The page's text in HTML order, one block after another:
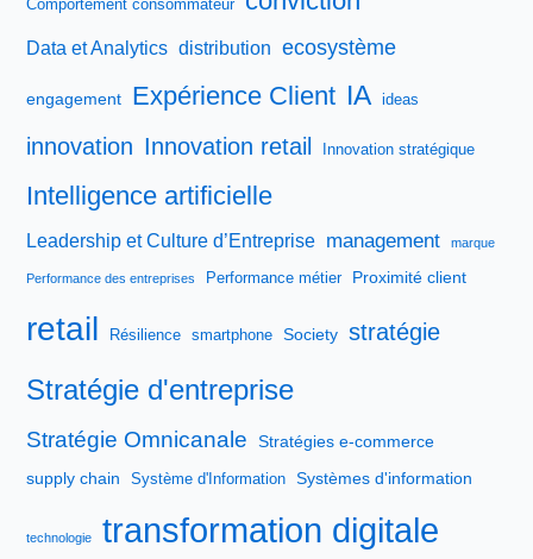
Comportement consommateur
Data et Analytics distribution ecosystème
engagement Expérience Client IA ideas
innovation Innovation retail Innovation stratégique
Intelligence artificielle
Leadership et Culture d’Entreprise management marque
Performance des entreprises Performance métier Proximité client
retail Résilience smartphone Society stratégie
Stratégie d'entreprise
Stratégie Omnicanale
Stratégies e-commerce
supply chain
Système d'Information Systèmes d'information
technologie transformation digitale